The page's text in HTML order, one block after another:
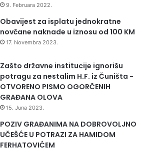
9. Februara 2022.
Obavijest za isplatu jednokratne
novčane naknade u iznosu od 100 KM
17. Novembra 2023.
Zašto državne institucije ignorišu
potragu za nestalim H.F. iz Čuništa -
OTVORENO PISMO OGORČENIH
GRAĐANA OLOVA
15. Juna 2023.
POZIV GRAĐANIMA NA DOBROVOLJNO
UČEŠĆE U POTRAZI ZA HAMIDOM
FERHATOVIĆEM